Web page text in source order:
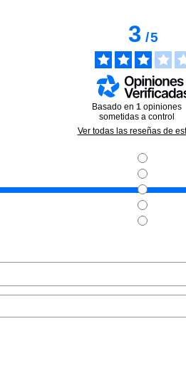
CHRISTIAN DIOR
AFTER SHAVE LOCION 100
FLACON
Pvr 67.00€
desde
42.90€
3/5
Basado en 1 opiniones
sometidas a control
Ver todas las reseñas de